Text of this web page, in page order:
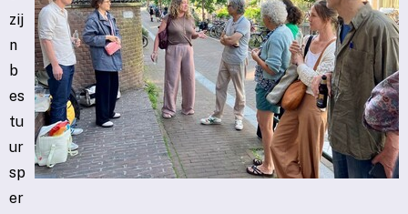
zij
n
b
es
tu
ur
sp
er